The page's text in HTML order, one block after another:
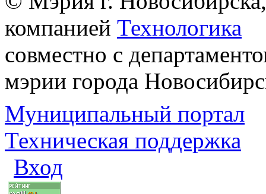
компанией Технологика
совместно с
мэрии города
Муниципальный портал
Техническая поддержка
Вход